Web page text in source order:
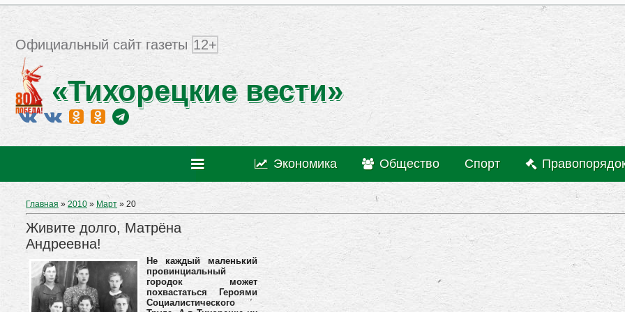
Официальный сайт газеты 12+
«Тихорецкие вести»
Экономика Общество Спорт
Главная »2010 » Март » 20
Живите долго, Матрёна
Андреевна!
Не каждый маленький
провинциальный
городок может
похвастаться Героями
Социалистического